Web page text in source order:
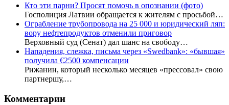
Кто эти парни? Просят помочь в опознании (фото)
Госполиция Латвии обращается к жителям с просьбой…
Ограбление трубопровода на 25 000 и юридический ляп:
вору нефтепродуктов отменили приговор
Верховный суд (Сенат) дал шанс на свободу…
Нападения, слежка, письма через «Swedbank»: «бывшая»
получила €2500 компенсации
Рижанин, который несколько месяцев «прессовал» свою
партнершу,…
Комментарии